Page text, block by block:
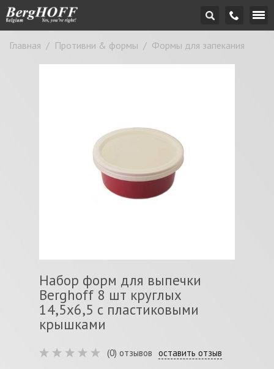
Главная / Противни & формы / Формы для запекания
Набор форм для выпечки
Berghoff 8 шт круглых
14,5х6,5 с пластиковыми
крышками
(0) отзывов оставить отзыв